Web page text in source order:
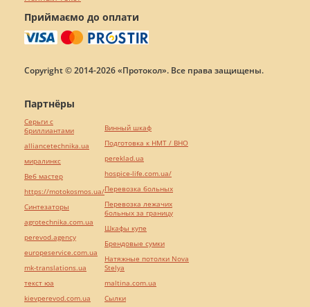
Приймаємо до оплати
Copyright © 2014-2026 «Протокол». Все права защищены.
Партнёры
Серьги с
бриллиантами
alliancetechnika.ua
миралинкс
Веб мастер
https://motokosmos.ua/
Синтезаторы
agrotechnika.com.ua
perevod.agency
europeservice.com.ua
mk-translations.ua
текст юа
kievperevod.com.ua
Винный шкаф
Подготовка к НМТ / ВНО
pereklad.ua
hospice-life.com.ua/
Перевозка больных
Перевозка лежачих
больных за границу
Шкафы купе
Брендовые сумки
Натяжные потолки Nova
Stelya
maltina.com.ua
Cылки